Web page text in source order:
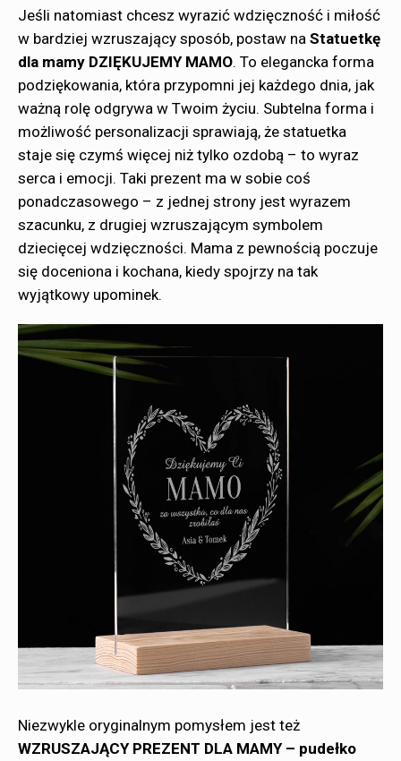
Jeśli natomiast chcesz wyrazić wdzięczność i miłość
w bardziej wzruszający sposób, postaw na Statuetkę
dla mamy DZIĘKUJEMY MAMO. To elegancka forma
podziękowania, która przypomni jej każdego dnia, jak
ważną rolę odgrywa w Twoim życiu. Subtelna forma i
możliwość personalizacji sprawiają, że statuetka
staje się czymś więcej niż tylko ozdobą – to wyraz
serca i emocji. Taki prezent ma w sobie coś
ponadczasowego – z jednej strony jest wyrazem
szacunku, z drugiej wzruszającym symbolem
dziecięcej wdzięczności. Mama z pewnością poczuje
się doceniona i kochana, kiedy spojrzy na tak
wyjątkowy upominek.
Niezwykle oryginalnym pomysłem jest też
WZRUSZAJĄCY PREZENT DLA MAMY – pudełko